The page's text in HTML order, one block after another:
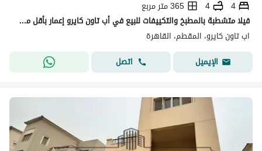
4
4
365 متر مربع
فيلا متشطبة بالمطبخ والتكييفات للبيع في أب تاون كايرو إعمار بأقل من سعر الماركت Uptown Cairo by Emaar
اب تاون كايرو، المقطم، القاهرة
الإيميل
اتصل